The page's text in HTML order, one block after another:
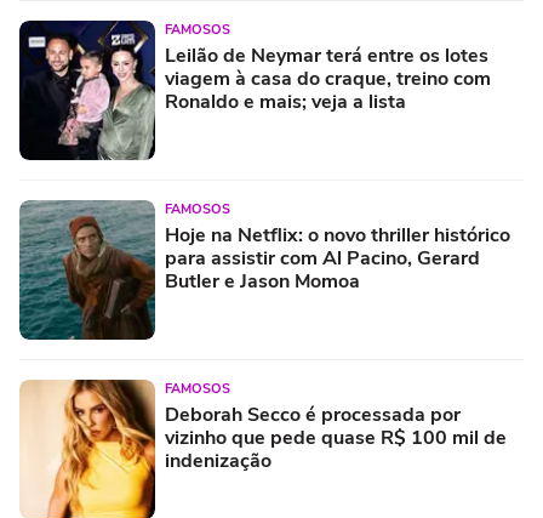
FAMOSOS
Leilão de Neymar terá entre os lotes
viagem à casa do craque, treino com
Ronaldo e mais; veja a lista
FAMOSOS
Hoje na Netflix: o novo thriller histórico
para assistir com Al Pacino, Gerard
Butler e Jason Momoa
FAMOSOS
Deborah Secco é processada por
vizinho que pede quase R$ 100 mil de
indenização